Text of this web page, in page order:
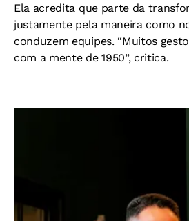
Ela acredita que parte da
justamente pela maneira como
conduzem equipes. “Muitos
com a mente de 1950”, critica.